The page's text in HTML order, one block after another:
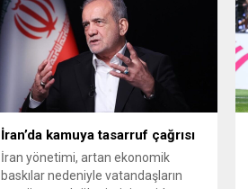
İran’da kamuya tasarruf çağrısı
İran yönetimi, artan ekonomik
baskılar nedeniyle vatandaşların